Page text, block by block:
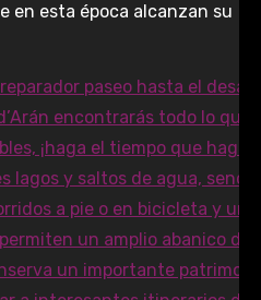
en esta época alcanzan su